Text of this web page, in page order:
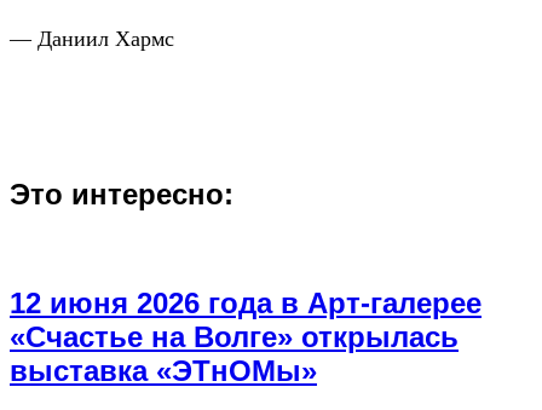
— Даниил Хармс
Это интересно:
12 июня 2026 года в Арт-галерее
«Счастье на Волге» открылась
выставка «ЭТнОМы»